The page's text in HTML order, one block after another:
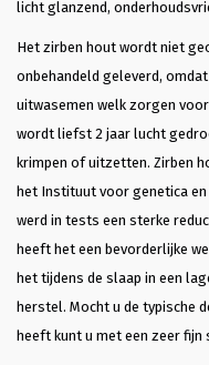
licht glanzend,
Het zirben hout wordt niet
onbehandeld geleverd,
uitwasemen welk zorgen
wordt liefst 2 jaar lucht
krimpen of uitzetten. Zirben
het Instituut voor genetica
werd in tests een sterke
heeft het een bevorderlijke
het tijdens de slaap in een
herstel. Mocht u de typische
heeft kunt u met een zeer fijn